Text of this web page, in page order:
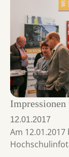
12.01.2017
Am